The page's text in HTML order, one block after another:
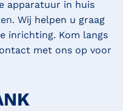
apparatuur in huis
. Wij helpen u graag
inrichting. Kom langs
met ons op voor